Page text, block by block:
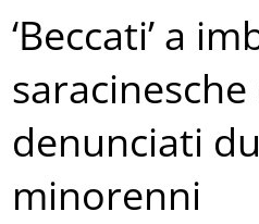
‘Beccati’ a
denunciati
minorenni